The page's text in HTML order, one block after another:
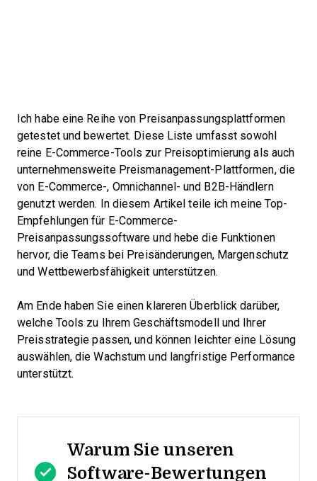
Ich habe eine Reihe von Preisanpassungsplattformen
getestet und bewertet. Diese Liste umfasst sowohl
reine E-Commerce-Tools zur Preisoptimierung als auch
unternehmensweite Preismanagement-Plattformen, die
von E-Commerce-, Omnichannel- und B2B-Händlern
genutzt werden. In diesem Artikel teile ich meine Top-
Empfehlungen für E-Commerce-
Preisanpassungssoftware und hebe die Funktionen
hervor, die Teams bei Preisänderungen, Margenschutz
und Wettbewerbsfähigkeit unterstützen.
Am Ende haben Sie einen klareren Überblick darüber,
welche Tools zu Ihrem Geschäftsmodell und Ihrer
Preisstrategie passen, und können leichter eine Lösung
auswählen, die Wachstum und langfristige Performance
unterstützt.
Warum Sie unseren
Software-Bewertungen